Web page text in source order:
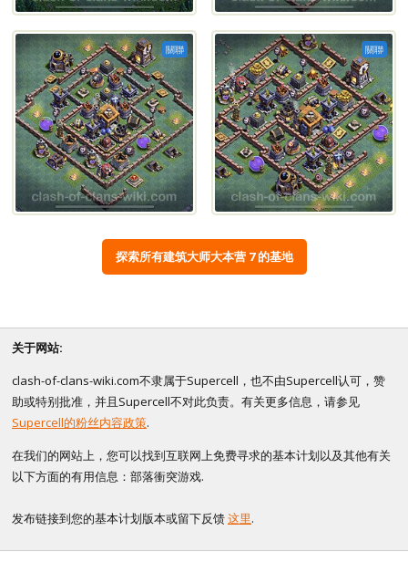
關聯 關聯
探索所有建筑大师大本营 7 的基地
关于网站:
clash-of-clans-wiki.com不隶属于Supercell，也不由Supercell认可，赞
助或特别批准，并且Supercell不对此负责。有关更多信息，请参见
Supercell的粉丝内容政策.
在我们的网站上，您可以找到互联网上免费寻求的基本计划以及其他有关
以下方面的有用信息：部落衝突游戏.
发布链接到您的基本计划版本或留下反馈这里.